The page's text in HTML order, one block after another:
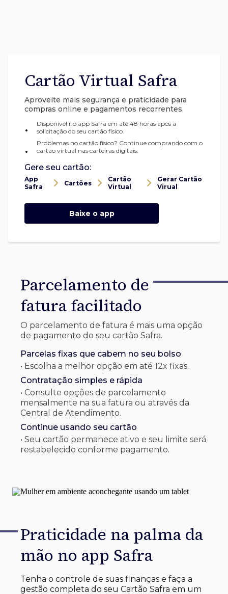
Cartão Virtual Safra
Aproveite mais segurança e praticidade para
compras online e pagamentos recorrentes.
•
Disponível no app Safra em até 48 horas após a
solicitação do seu cartão físico.
•
Problemas no cartão físico? Continue comprando com o
cartão virtual nas carteiras digitais.
Gere seu cartão:
App
Safra
Cartões
Cartão
Virtual
Gerar Cartão
Virual
Baixe o app
Parcelamento de
fatura facilitado
O parcelamento de fatura é mais uma opção
de pagamento do seu cartão Safra.
Parcelas fixas que cabem no seu bolso
• Escolha a melhor opção em até 12x fixas.
Contratação simples e rápida
• Consulte opções de parcelamento
mensalmente na sua fatura ou através da
Central de Atendimento.
Continue usando seu cartão
• Seu cartão permanece ativo e seu limite será
restabelecido conforme pagamento.
Praticidade na palma da
mão no app Safra
Tenha o controle de suas finanças e faça a
gestão completa do seu Cartão Safra em um